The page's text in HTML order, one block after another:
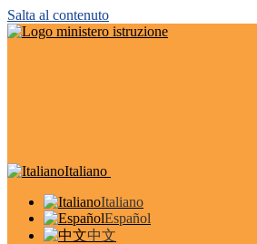
Salta al contenuto
Italiano
Italiano
Español
中文